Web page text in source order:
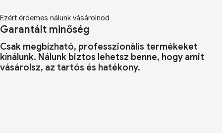
Ezért érdemes nálunk vásárolnod
Garantált minőség
Csak megbízható, professzionális termékeket
kínálunk. Nálunk biztos lehetsz benne, hogy amit
vásárolsz, az tartós és hatékony.